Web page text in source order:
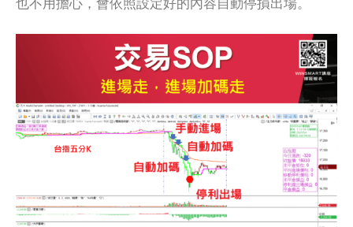
也不用擔心，會依照設定好的內容自動停損出場。